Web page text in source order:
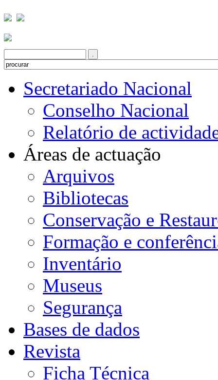
Secretariado Nacional
Conselho Nacional
Relatório de
Áreas de actuação
Arquivos
Bibliotecas
Conservação e
Formação e
Inventário
Museus
Segurança
Bases de dados
Revista
Ficha Técnica